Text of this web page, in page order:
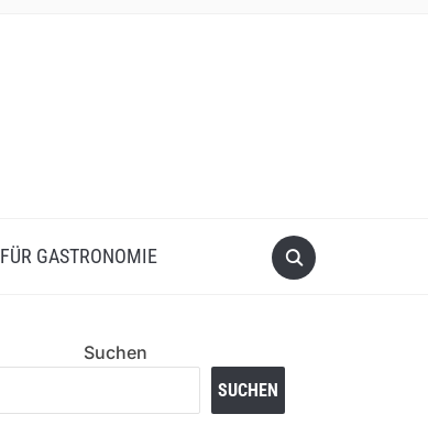
FÜR GASTRONOMIE
Suchen
SUCHEN